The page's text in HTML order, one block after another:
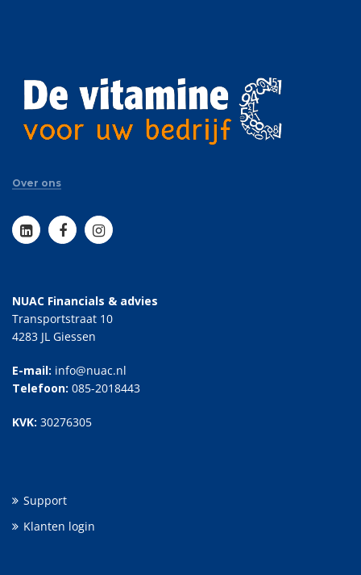
Over ons
NUAC Financials & advies
Transportstraat 10
4283 JL Giessen
E-mail: info@nuac.nl
Telefoon: 085-2018443
KVK: 30276305
Support
Klanten login